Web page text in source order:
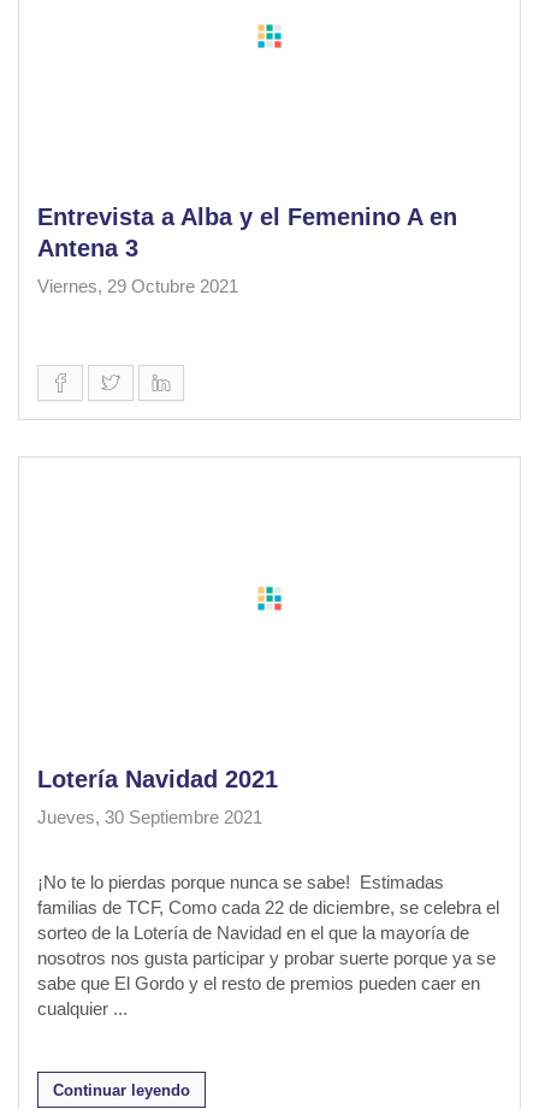
Entrevista a Alba y el Femenino A en
Antena 3
Viernes, 29 Octubre 2021
Lotería Navidad 2021
Jueves, 30 Septiembre 2021
¡No te lo pierdas porque nunca se sabe! Estimadas
familias de TCF, Como cada 22 de diciembre, se celebra el
sorteo de la Lotería de Navidad en el que la mayoría de
nosotros nos gusta participar y probar suerte porque ya se
sabe que El Gordo y el resto de premios pueden caer en
cualquier ...
Continuar leyendo